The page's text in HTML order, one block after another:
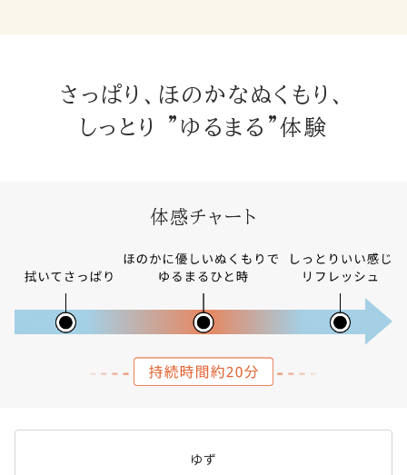
さっぱり、ほのかなぬくもり、
しっとり "ゆるまる"体験
体感チャート
ゆず